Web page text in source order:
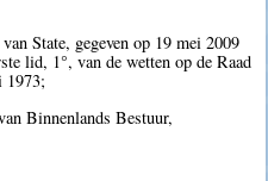
State, gegeven op 19 mei 2009
lid, 1°, van de wetten op de Raad
1973;
Binnenlands Bestuur,